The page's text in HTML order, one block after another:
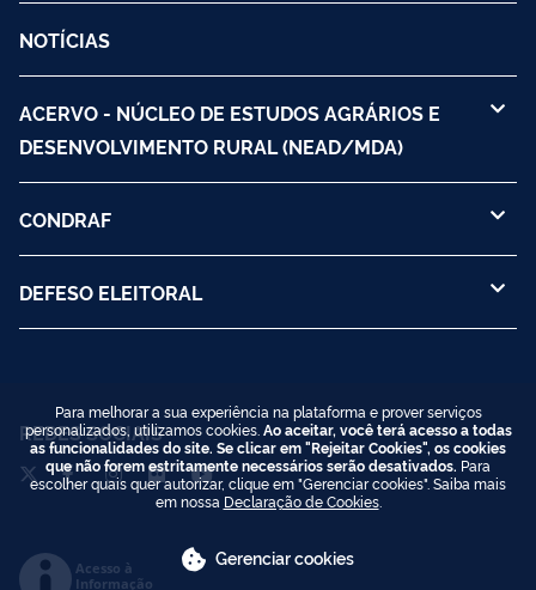
NOTÍCIAS
ACERVO - NÚCLEO DE ESTUDOS AGRÁRIOS E
DESENVOLVIMENTO RURAL (NEAD/MDA)
CONDRAF
DEFESO ELEITORAL
REDES SOCIAIS
Acesso à
Informação
Para melhorar a sua experiência na plataforma e prover serviços
personalizados, utilizamos cookies. Ao aceitar, você terá acesso a todas
as funcionalidades do site. Se clicar em "Rejeitar Cookies", os cookies
que não forem estritamente necessários serão desativados. Para
escolher quais quer autorizar, clique em "Gerenciar cookies". Saiba mais
em nossa Declaração de Cookies.
Gerenciar cookies